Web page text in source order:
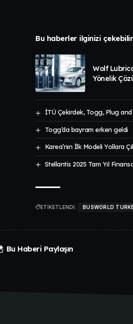
Bu haberler ilginizi çekebilir
Wolf
Yönelik
İTÜ Çekirdek, Togg, Plug
Togg’da bayram erken geldi
Karea’nın İlk Modeli Yollara
Stellantis 2025 Tam Yıl
ETİKETLENDİ: BUSWORLD
Bu Haberi Paylaşın